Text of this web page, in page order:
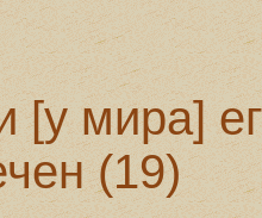
[у мира]
(19)